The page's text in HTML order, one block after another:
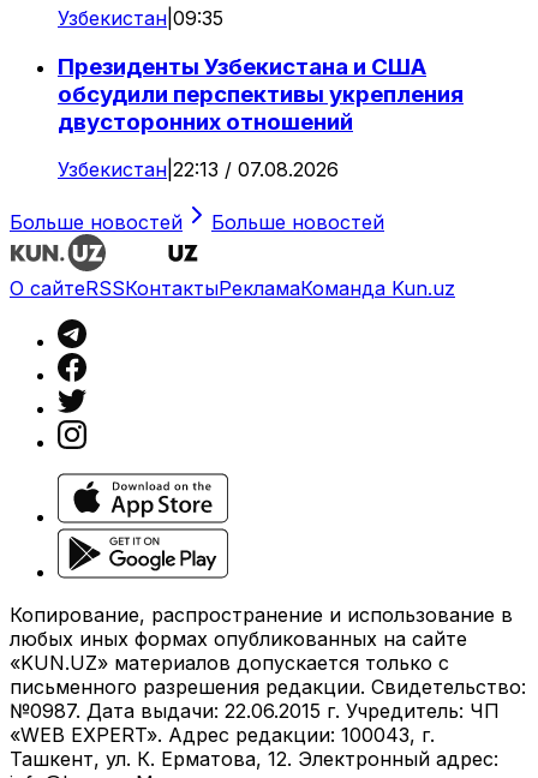
Узбекистан 09:35
Президенты Узбекистана и США
обсудили перспективы укрепления
двусторонних отношений
Узбекистан 22:13 / 07.08.2026
Больше новостей Больше новостей
О сайтеRSSКонтактыРекламаКоманда Kun.uz
Копирование, распространение и использование в
любых иных формах опубликованных на сайте
«KUN.UZ» материалов допускается только с
письменного разрешения редакции. Свидетельство:
№0987. Дата выдачи: 22.06.2015 г. Учредитель: ЧП
«WEB EXPERT». Адрес редакции: 100043, г.
Ташкент, ул. К. Ерматова, 12. Электронный адрес: